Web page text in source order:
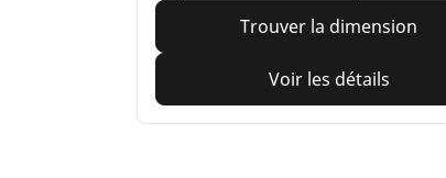
Trouver la dimension
Voir les détails